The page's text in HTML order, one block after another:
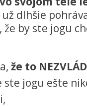
už dlhšie
že by ste jogu
že to
ste jogu ešte